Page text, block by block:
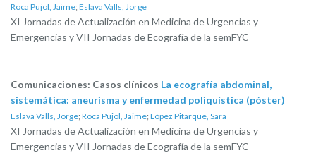
Roca Pujol, Jaime; Eslava Valls, Jorge
XI Jornadas de Actualización en Medicina de Urgencias y
Emergencias y VII Jornadas de Ecografía de la semFYC
Comunicaciones: Casos clínicos La ecografía abdominal,
sistemática: aneurisma y enfermedad poliquística (póster)
Eslava Valls, Jorge; Roca Pujol, Jaime; López Pitarque, Sara
XI Jornadas de Actualización en Medicina de Urgencias y
Emergencias y VII Jornadas de Ecografía de la semFYC